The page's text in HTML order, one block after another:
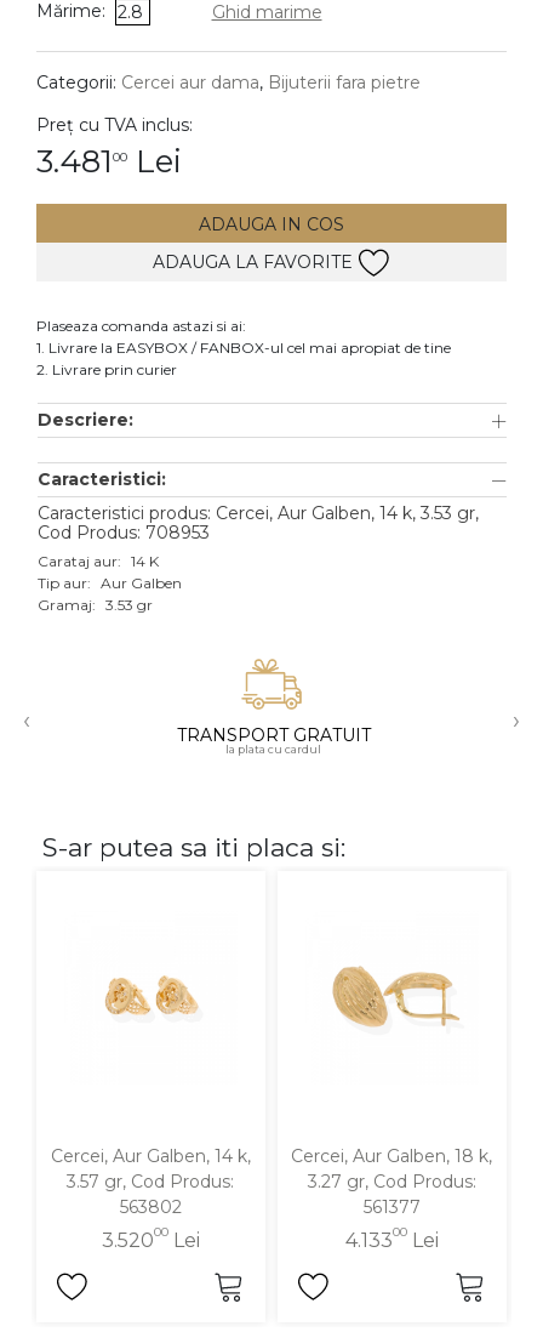
DIAMANTE Vezi toate
Cercei
Accesorii
Aur alb
Aur roz
Aur mixt
18K
Mărime: 2.8 Ghid marime
Categorii: Cercei aur dama, Bijuterii fara pietre
Preț cu TVA inclus:
3.481 00 Lei
ADAUGA IN COS
ADAUGA LA FAVORITE
Plaseaza comanda astazi si ai:
1. Livrare la EASYBOX / FANBOX-ul cel mai apropiat de tine
2. Livrare prin curier
Descriere:
Caracteristici:
Caracteristici produs: Cercei, Aur Galben, 14 k, 3.53 gr,
Cod Produs: 708953
Carataj aur: 14 K
Tip aur: Aur Galben
Gramaj: 3.53 gr
‹ TRANSPORT GRATUIT
la plata cu cardul
›
S-ar putea sa iti placa si:
Cercei, Aur Galben, 14 k,
3.57 gr, Cod Produs:
563802
3.52000Lei
Cercei, Aur Galben, 18 k,
3.27 gr, Cod Produs:
561377
4.13300Lei